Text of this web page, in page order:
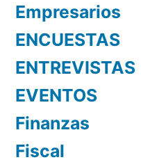
Empresarios
ENCUESTAS
ENTREVISTAS
EVENTOS
Finanzas
Fiscal